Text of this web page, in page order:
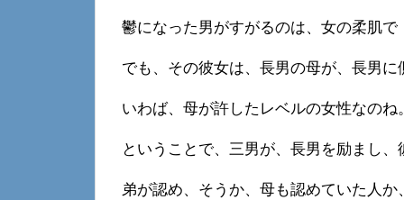
鬱になった男がすがるのは、女の柔肌で
でも、その彼女は、長男の母が、長男に
いわば、母が許したレベルの女性なのね
ということで、三男が、長男を励まし
弟が認め、そうか、母も認めていた人か